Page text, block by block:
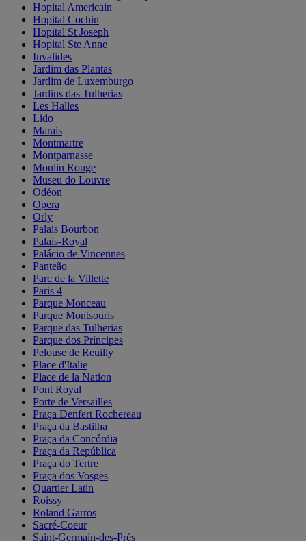
Hopital Americain
Hopital Cochin
Hopital St Joseph
Hopital Ste Anne
Invalides
Jardim das Plantas
Jardim de Luxemburgo
Jardins das Tulherias
Les Halles
Lido
Marais
Montmartre
Montparnasse
Moulin Rouge
Museu do Louvre
Odéon
Opera
Orly
Palais Bourbon
Palais-Royal
Palácio de Vincennes
Panteão
Parc de la Villette
Paris 4
Parque Monceau
Parque Montsouris
Parque das Tulherias
Parque dos Príncipes
Pelouse de Reuilly
Place d'Italie
Place de la Nation
Pont Royal
Porte de Versailles
Praça Denfert Rochereau
Praça da Bastilha
Praça da Concórdia
Praça da República
Praça do Tertre
Praça dos Vosges
Quartier Latin
Roissy
Roland Garros
Sacré-Coeur
Saint-Germain-des-Prés